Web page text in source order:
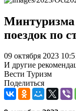
Минтуризма
поездок по
09 октября 2023
И другие
Вести Туризм
Поделиться